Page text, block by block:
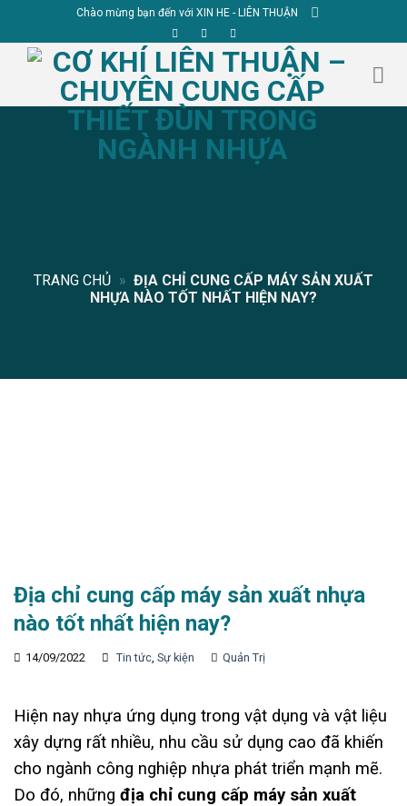
content
Chào mừng bạn đến với XIN HE - LIÊN THUẬN
TRANG CHỦ » ĐỊA CHỈ CUNG CẤP MÁY SẢN XUẤT
NHỰA NÀO TỐT NHẤT HIỆN NAY?
Địa chỉ cung cấp máy sản xuất nhựa
nào tốt nhất hiện nay?
14/09/2022 Tin tức Sự kiện Quản Trị
Hiện nay nhựa ứng dụng trong vật dụng và vật liệu
xây dựng rất nhiều, nhu cầu sử dụng cao đã khiến
cho ngành công nghiệp nhựa phát triển mạnh mẽ.
Do đó, những địa chỉ cung cấp máy sản xuất